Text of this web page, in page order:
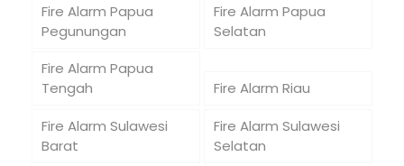
Fire Alarm Papua
Pegunungan
Fire Alarm Papua
Selatan
Fire Alarm Papua
Tengah
Fire Alarm Riau
Fire Alarm Sulawesi
Barat
Fire Alarm Sulawesi
Selatan